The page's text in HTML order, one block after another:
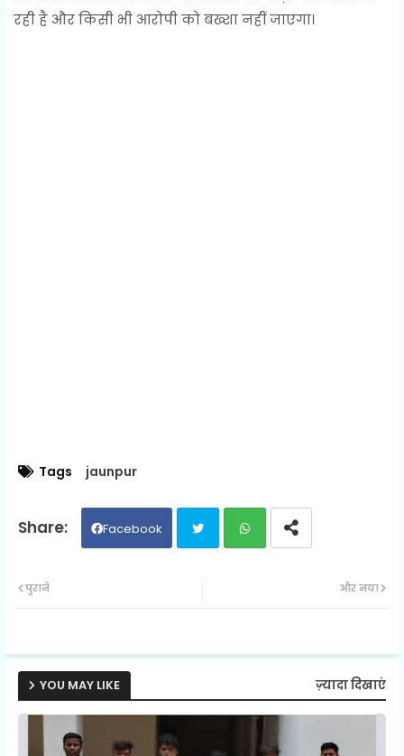
रही है और किसी भी आरोपी को बख्शा नहीं जाएगा।
Tags jaunpur
Facebook
ap
और नया
पुराने
YOU MAY LIKE ज़्यादा दिखाएं